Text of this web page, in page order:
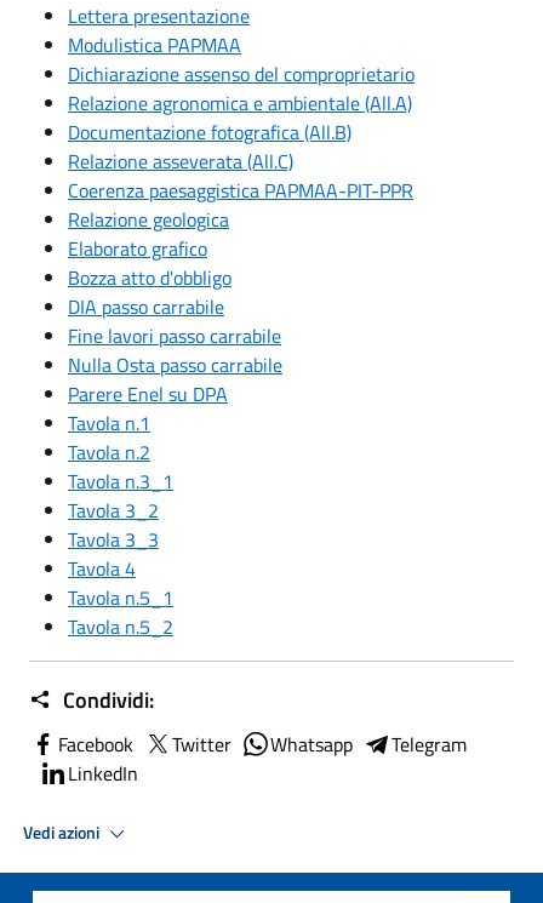
Lettera presentazione
Modulistica PAPMAA
Dichiarazione assenso del comproprietario
Relazione agronomica e ambientale (All.A)
Documentazione fotografica (All.B)
Relazione asseverata (All.C)
Coerenza paesaggistica PAPMAA-PIT-PPR
Relazione geologica
Elaborato grafico
Bozza atto d'obbligo
DIA passo carrabile
Fine lavori passo carrabile
Nulla Osta passo carrabile
Parere Enel su DPA
Tavola n.1
Tavola n.2
Tavola n.3_1
Tavola 3_2
Tavola 3_3
Tavola 4
Tavola n.5_1
Tavola n.5_2
Condividi:
Facebook Twitter Whatsapp
Telegram
LinkedIn
Vedi azioni